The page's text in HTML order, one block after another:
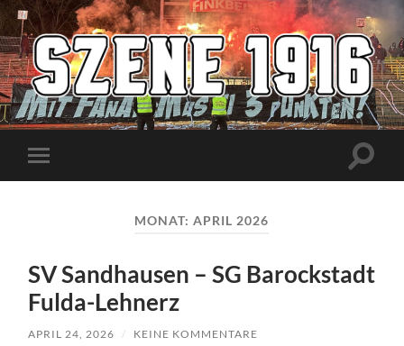
Szene1916
Menü
MONAT:APRIL 2026
SV Sandhausen – SG Barockstadt
Fulda-Lehnerz
APRIL 24, 2026 / KEINE KOMMENTARE